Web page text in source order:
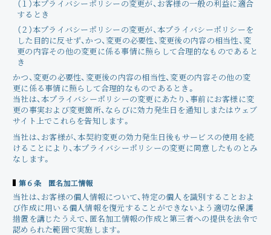
（１）本プライバシーポリシーの変更が、お客様の一般の利益に適合
するとき
（２）本プライバシーポリシーの変更が、本プライバシーポリシーを
した目的に反せず、かつ、変更の必要性、変更後の内容の相当性、変
更の内容その他の変更に係る事情に照らして合理的なものであると
き
かつ、変更の必要性、変更後の内容の相当性、変更の内容その他の変
更に係る事情に照らして合理的なものであるとき。
当社は、本プライバシーポリシーの変更にあたり、事前にお客様に変
更の事実および変更箇所、ならびに効力発生日を通知しまたはウェブ
サイト上でこれらを告知します。
当社は、お客様が、本契約変更の効力発生日後もサービスの使用を続
けることにより、本プライバシーポリシーの変更に同意したものとみ
なします。
第６条 匿名加工情報
当社は、お客様の個人情報について、特定の個人を識別することおよ
び作成に用いる個人情報を復元することができないよう適切な保護
措置を講じたうえで、匿名加工情報の作成と第三者への提供を法令で
認められた範囲で実施します。